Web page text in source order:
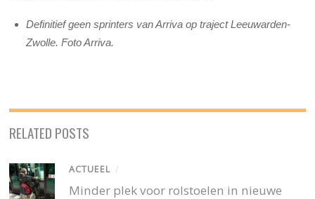
Definitief geen sprinters van Arriva op traject Leeuwarden-
Zwolle. Foto Arriva.
RELATED POSTS
ACTUEEL /
Minder plek voor rolstoelen in nieuwe